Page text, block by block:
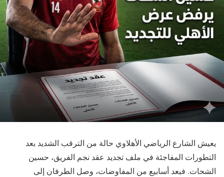
يعيش الشارع الرياضي الأهلاوي حالة من الترقب الشديد بعد
التطورات المفاجئة في ملف تجديد عقد نجم الفريق، حسين
الشحات. فبعد أسابيع من المفاوضات، وصل الطرفان إلى